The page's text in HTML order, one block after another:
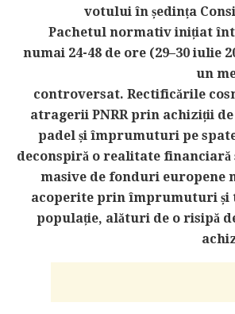
votului în ședința
Pachetul normativ inițiat
numai 24-48 de ore (29–30 iulie
un
controversat. Rectificările
atragerii PNRR prin achiziții
padel și împrumuturi pe
deconspiră o realitate financiară
masive de fonduri europene
acoperite prin împrumuturi și
populație, alături de o risipă